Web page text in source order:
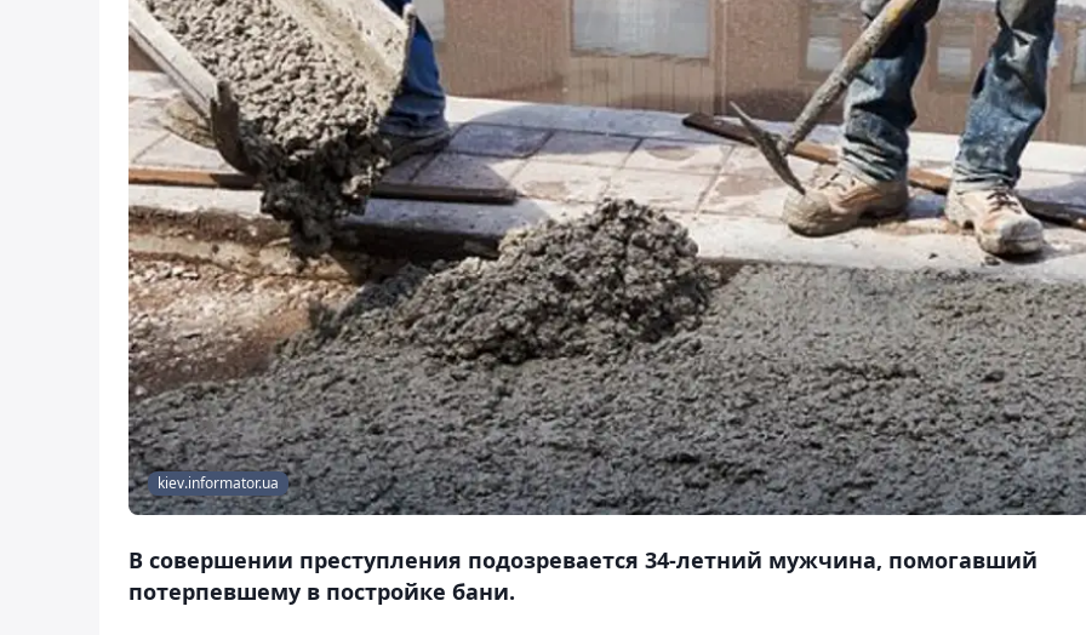
kiev.informator.ua
В совершении преступления подозревается 34-летний мужчина, помогавший
потерпевшему в постройке бани.